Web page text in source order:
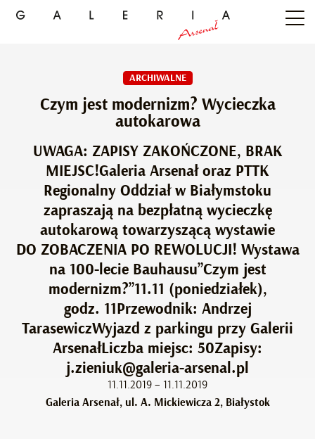
ARCHIWALNE
Czym jest modernizm? Wycieczka
autokarowa
UWAGA: ZAPISY ZAKOŃCZONE, BRAK
MIEJSC!Galeria Arsenał oraz PTTK
Regionalny Oddział w Białymstoku
zapraszają na bezpłatną wycieczkę
autokarową towarzyszącą wystawie
DO ZOBACZENIA PO REWOLUCJI! Wystawa
na 100-lecie Bauhausu”Czym jest
modernizm?”11.11 (poniedziałek),
godz. 11Przewodnik: Andrzej
TarasewiczWyjazd z parkingu przy Galerii
ArsenałLiczba miejsc: 50Zapisy:
j.zieniuk@galeria-arsenal.pl
11.11.2019 – 11.11.2019
Galeria Arsenał, ul. A. Mickiewicza 2, Białystok